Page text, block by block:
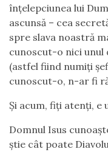
înțelepciunea lui
ascunsă – cea
spre slava noastră
cunoscut-o nici unul
(astfel fiind numiți
cunoscut-o, n-ar fi
Și acum, fiți atenți, e
Domnul Isus
știe cât poate